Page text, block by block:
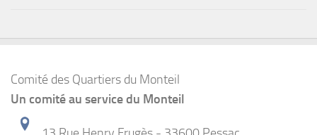
Comité des Quartiers du Monteil
Un comité au service du Monteil